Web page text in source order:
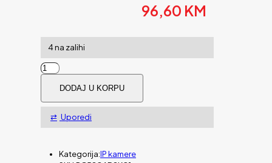
96,60 KM
4 na zalihi
IP
Kamera
Reolink
ColorX
serija
količina
DODAJ U KORPU
Uporedi
Kategorija:IP kamere